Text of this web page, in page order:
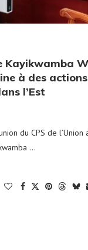
Kayikwamba
à des
l’Est
du CPS de l’Union
…